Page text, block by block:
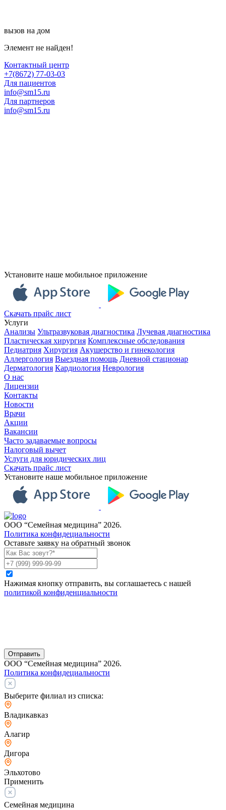
вызов на дом
Элемент не найден!
Контактный центр
+7(8672) 77-03-03
Для пациентов
info@sm15.ru
Для партнеров
info@sm15.ru
Установите наше мобильное приложение
Скачать прайс лист
Услуги
Анализы Ультразвуковая диагностика Лучевая диагностика
Пластическая хирургия Комплексные обследования
Педиатрия Хирургия Акушерство и гинекология
Аллергология Выездная помощь Дневной стационар
Дерматология Кардиология Неврология
О нас
Лицензии
Контакты
Новости
Врачи
Акции
Вакансии
Часто задаваемые вопросы
Налоговый вычет
Услуги для юридических лиц
Скачать прайс лист
Установите наше мобильное приложение
ООО “Семейная медицина” 2026.
Политика конфидециальности
Оставьте заявку на обратный звонок
Нажимая кнопку отправить, вы соглашаетесь с нашей
политикой конфиденциальности
Отправить
ООО “Семейная медицина” 2026.
Политика конфидециальности
Выберите филиал из списка:
Владикавказ
Алагир
Дигора
Эльхотово
Применить
Семейная медицина